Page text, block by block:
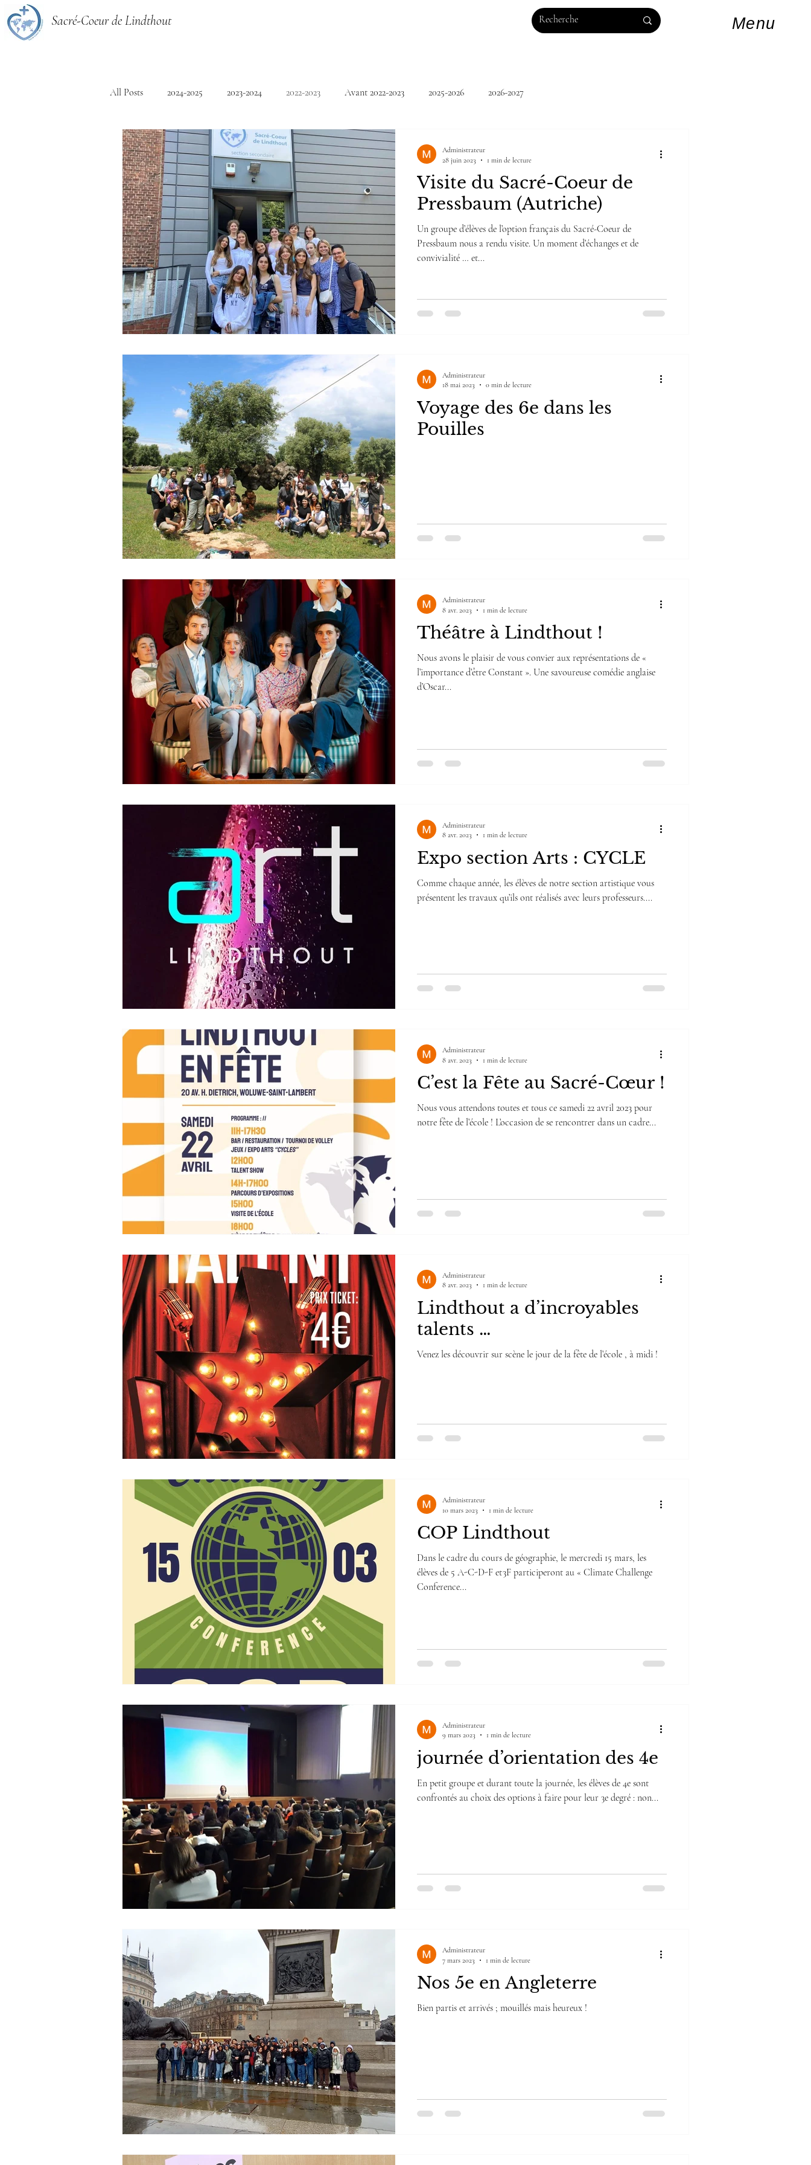
Menu
Sacré-Coeur de Lindthout Log In
All Posts 2024-2025 2023-2024 2022-2023 Avant 2022-2023 2025-2026 2026-2027
Visite du Sacré-Coeur de
Pressbaum (Autriche)
Un groupe d’élèves de l’option français du Sacré-Coeur de
Pressbaum nous a rendu visite. Un moment d’échanges et de
convivialité … et...
Administrateur
28 juin 2023
1 min de lecture
Voyage des 6e dans les
Pouilles
Administrateur
18 mai 2023
0 min de lecture
Théâtre à Lindthout !
Nous avons le plaisir de vous convier aux représentations de «
l’importance d’être Constant ». Une savoureuse comédie anglaise
d’Oscar...
Administrateur
8 avr. 2023
1 min de lecture
Expo section Arts : CYCLE
Comme chaque année, les élèves de notre section artistique vous
présentent les travaux qu’ils ont réalisés avec leurs professeurs....
Administrateur
8 avr. 2023
1 min de lecture
C’est la Fête au Sacré-Cœur !
Nous vous attendons toutes et tous ce samedi 22 avril 2023 pour
notre fête de l’école ! L’occasion de se rencontrer dans un cadre...
Administrateur
8 avr. 2023
1 min de lecture
Lindthout a d’incroyables
talents …
Venez les découvrir sur scène le jour de la fête de l’école , à midi !
Administrateur
8 avr. 2023
1 min de lecture
COP Lindthout
Dans le cadre du cours de géographie, le mercredi 15 mars, les
élèves de 5 A-C-D-F et 3F participeront au « Climate Challenge
Conference...
Administrateur
10 mars 2023
1 min de lecture
journée d’orientation des 4e
En petit groupe et durant toute la journée, les élèves de 4e sont
confrontés au choix des options à faire pour leur 3e degré : non...
Administrateur
9 mars 2023
1 min de lecture
Nos 5e en Angleterre
Bien partis et arrivés ; mouillés mais heureux !
Administrateur
7 mars 2023
1 min de lecture